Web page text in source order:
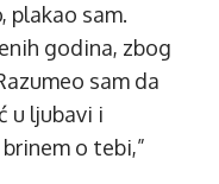
plakao sam.
godina, zbog
sam da
u ljubavi i
o tebi,”